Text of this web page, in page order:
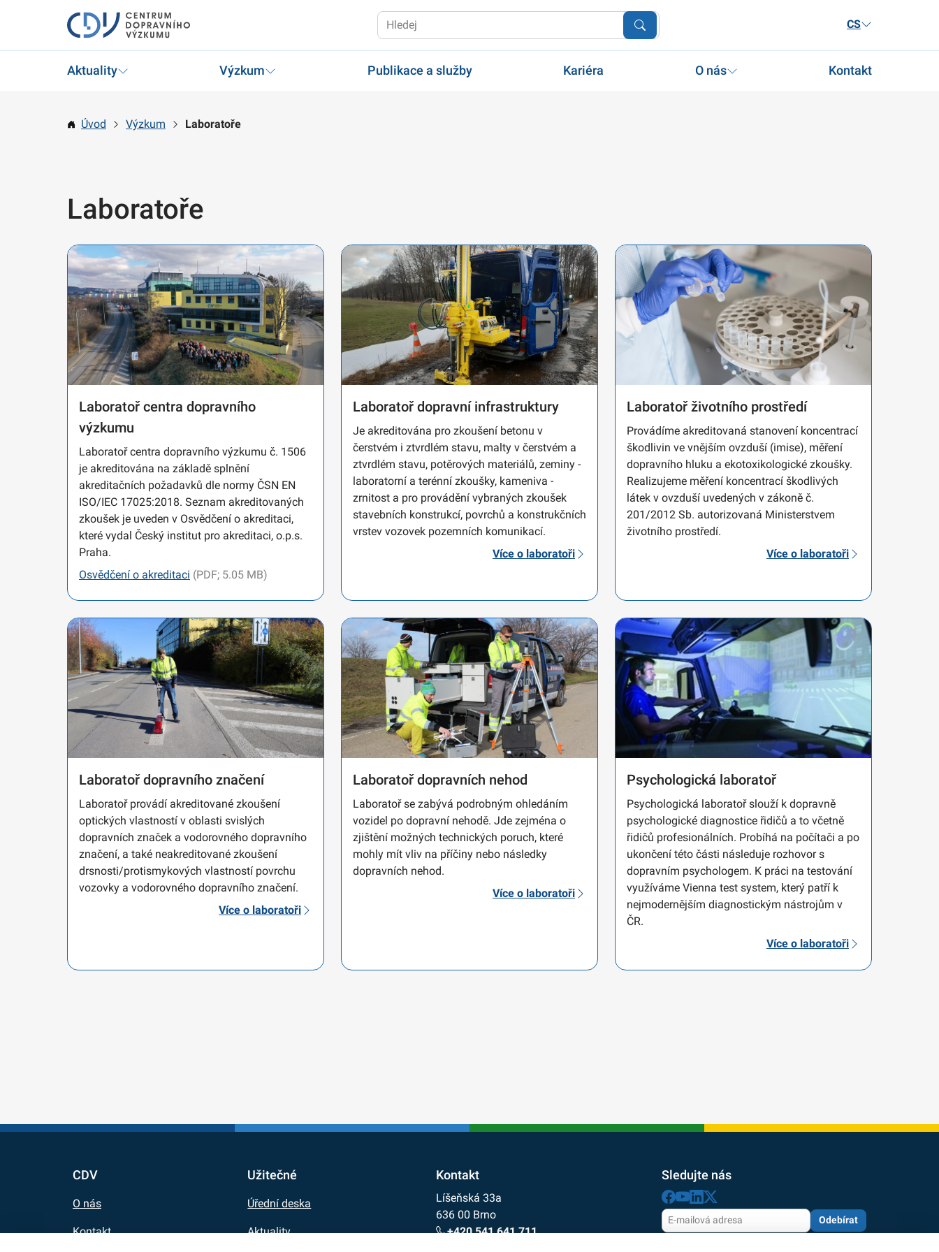
CS
Aktuality Výzkum Publikace a služby Kariéra O nás Kontakt
Úvod Výzkum Laboratoře
Laboratoře
Laboratoř centra dopravního
výzkumu
Laboratoř centra dopravního výzkumu č. 1506
je akreditována na základě splnění
akreditačních požadavků dle normy ČSN EN
ISO/IEC 17025:2018. Seznam akreditovaných
zkoušek je uveden v Osvědčení o akreditaci,
které vydal Český institut pro akreditaci, o.p.s.
Praha.
Osvědčení o akreditaci (PDF; 5.05 MB)
Laboratoř dopravní infrastruktury
Je akreditována pro zkoušení betonu v
čerstvém i ztvrdlém stavu, malty v čerstvém a
ztvrdlém stavu, potěrových materiálů, zeminy -
laboratorní a terénní zkoušky, kameniva -
zrnitost a pro provádění vybraných zkoušek
stavebních konstrukcí, povrchů a konstrukčních
vrstev vozovek pozemních komunikací.
Více o laboratoři
Laboratoř životního prostředí
Provádíme akreditovaná stanovení koncentrací
škodlivin ve vnějším ovzduší (imise), měření
dopravního hluku a ekotoxikologické zkoušky.
Realizujeme měření koncentrací škodlivých
látek v ovzduší uvedených v zákoně č.
201/2012 Sb. autorizovaná Ministerstvem
životního prostředí.
Více o laboratoři
Laboratoř dopravního značení
Laboratoř provádí akreditované zkoušení
optických vlastností v oblasti svislých
dopravních značek a vodorovného dopravního
značení, a také neakreditované zkoušení
drsnosti/protismykových vlastností povrchu
vozovky a vodorovného dopravního značení.
Více o laboratoři
Laboratoř dopravních nehod
Laboratoř se zabývá podrobným ohledáním
vozidel po dopravní nehodě. Jde zejména o
zjištění možných technických poruch, které
mohly mít vliv na příčiny nebo následky
dopravních nehod.
Více o laboratoři
Psychologická laboratoř
Psychologická laboratoř slouží k dopravně
psychologické diagnostice řidičů a to včetně
řidičů profesionálních. Probíhá na počítači a po
ukončení této části následuje rozhovor s
dopravním psychologem. K práci na testování
využíváme Vienna test system, který patří k
nejmodernějším diagnostickým nástrojům v
ČR.
Více o laboratoři
CDV
O nás
Kontakt
Užitečné
Úřední deska
Aktuality
Kontakt
Líšeňská 33a
636 00 Brno
+420 541 641 711
Sledujte nás
Odebírat